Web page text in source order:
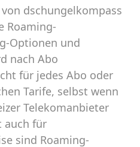
von dschungelkompass
Roaming-
Optionen und
nach Abo
für jedes Abo oder
Tarife, selbst wenn
Telekomanbieter
auch für
sind Roaming-